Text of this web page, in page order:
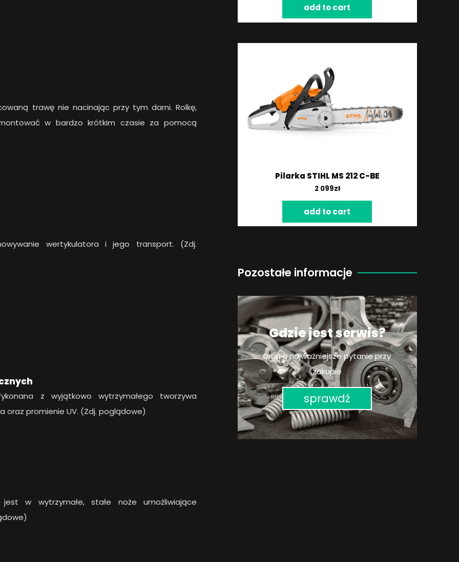
trawę nie nacinając przy tym darni. Rolkę,
w bardzo krótkim czasie za pomocą
wertykulatora i jego transport. (Zdj.
z wyjątkowo wytrzymałego tworzywa
oraz promienie UV. (Zdj. poglądowe)
jest w wytrzymałe, stałe noże umożliwiające
add to cart
Pilarka STIHL MS 212 C-BE
2 099zł
add to cart
Pozostałe informacje
Gdzie jest serwis?
Drugie najważniejsze pytanie przy
zakupie
sprawdź